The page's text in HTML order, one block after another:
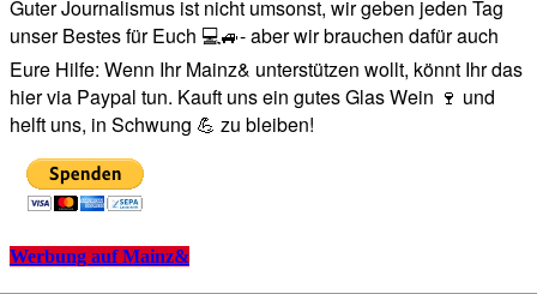
Guter Journalismus ist nicht umsonst, wir geben jeden Tag
unser Bestes für Euch 💻🚙- aber wir brauchen dafür auch
Eure Hilfe: Wenn Ihr Mainz& unterstützen wollt, könnt Ihr das
hier via Paypal tun. Kauft uns ein gutes Glas Wein 🍷 und
helft uns, in Schwung 💪 zu bleiben!
Werbung auf Mainz&